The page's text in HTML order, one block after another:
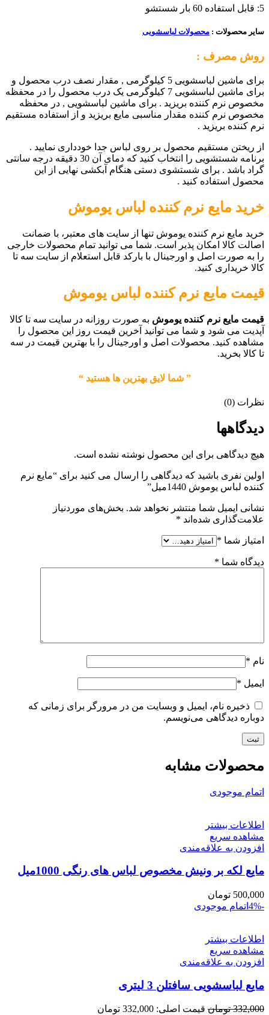
5: قابل استفاده 60 بار شستشو
سایر محصولات : محصولات لباسشویی
روش مصرف :
برای ماشین لباسشویی 5 کیلوگرمی , مقدار نصف درب محصول و
برای ماشین لباسشویی 7 کیلوگرمی یک درب محصول را در محفظه
مخصوص نرم کننده بریزید . برای ماشین لباسشویی , در محفظه
مخصوص نرم کننده مقدار مناسبی مایع بریزید و از استفاده مستقیم
نرم کننده بریزید .
از ریختن مستقیم محصول بر روی لباس جدا خودداری نمایید .
برنامه شستشویی را انتخاب کنید که دمای آن 30 دقیقه درجه سانتی
گراد باشد . برای شستشوی دستی هنگام آبکشی نهایی از این
محصول استفاده کنید .
خرید مایع نرم کننده لباس یوموش
خرید مایع نرم کننده یوموش تنها از سایت های معتبر، با ضمانت
اصالت کالا امکان پذیر است. شما می توانید تمام محصولات خارجی
را به صورت اصل و اورجینال با بارکد قابل استعلام از سایت سه تا
کالا خریداری کنید.
قیمت مایع نرم کننده لباس یوموش
قیمت مایع نرم کننده یوموش به صورت روزانه در سایت سه تا کالا
آپدیت می شود و شما می توانید آخرین قیمت روز این محصول را
مشاهده کنید. محصولات اصل و اورجینال را با بهترین قیمت در سه
تا کالا بخرید.
” شما لایق بهترین ها هستید “
نظرات (0)
دیدگاهها
هیچ دیدگاهی برای این محصول نوشته نشده است.
اولین نفری باشید که دیدگاهی را ارسال می کنید برای “مایع نرم
کننده لباس یوموش 1440میل”
نشانی ایمیل شما منتشر نخواهد شد. بخش‌های موردنیاز
علامت‌گذاری شده‌اند *
امتیاز شما *
دیدگاه شما *
نام *
ایمیل *
ذخیره نام، ایمیل و وبسایت من در مرورگر برای زمانی که
دوباره دیدگاهی می‌نویسم.
محصولات مشابه
اتمام موجودی
اطلاعات بیشتر
مشاهده سریع
افزودن به علاقه‌مندی
مایع لکه بر ونیش مخصوص لباس های رنگی 1000میل
500,000 تومان
-4%
اتمام موجودی
اطلاعات بیشتر
مشاهده سریع
افزودن به علاقه‌مندی
مایع لباسشویی سافتلن 3 لیتری
332,000 تومان قیمت اصلی: 332,000 تومان